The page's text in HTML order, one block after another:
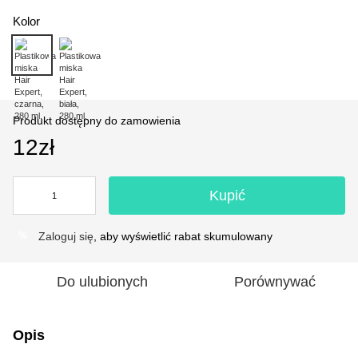
Kolor
Produkt dostępny do zamowienia
12zł
Kupić
Zaloguj się , aby wyświetlić rabat skumulowany
Do ulubionych Porównywać
Opis